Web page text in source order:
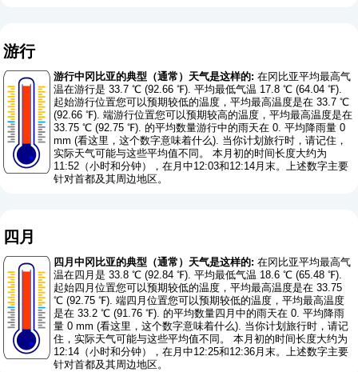
游行
游行中冈比亚的典型（通常）天气是这样的: 在冈比亚平均最高气
温在游行是 33.7 ℃ (92.66 ℉). 平均最低气温 17.8 ℃ (64.04 ℉).
起始游行位置您可以预期较低的温度，平均最高温度是在 33.7 ℃
(92.66 ℉). 端游行位置您可以预期较高的温度，平均最高温度是在
33.75 ℃ (92.75 ℉). 的平均数量游行中的雨天在 0. 平均降雨量 0
mm (看这里，这个数字意味着什么). 当你计划旅行时，请记住，
实际天气可能与这些平均值不同。 本月初的时间长度大约为
11:52（小时和分钟），在月中12:03和12:14月末。上述数字主要
针对首都及其周边地区。
四月
四月中冈比亚的典型（通常）天气是这样的: 在冈比亚平均最高气
温在四月是 33.8 ℃ (92.84 ℉). 平均最低气温 18.6 ℃ (65.48 ℉).
起始四月位置您可以预期较低的温度，平均最高温度是在 33.75
℃ (92.75 ℉). 端四月位置您可以预期较低的温度，平均最高温度
是在 33.2 ℃ (91.76 ℉). 的平均数量四月中的雨天在 0. 平均降雨
量 0 mm (看这里，这个数字意味着什么). 当你计划旅行时，请记
住，实际天气可能与这些平均值不同。 本月初的时间长度大约为
12:14（小时和分钟），在月中12:25和12:36月末。上述数字主要
针对首都及其周边地区。